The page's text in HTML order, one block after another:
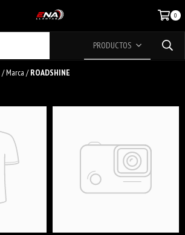
0
PRODUCTOS
/Marca / ROADSHINE